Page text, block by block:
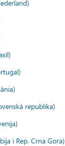
republika)
i Rep. Crna Gora)